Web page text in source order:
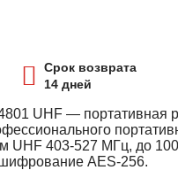
Срок возврата
14 дней
UHF — портативная
UHF 403-527 МГц, до
AES-256.